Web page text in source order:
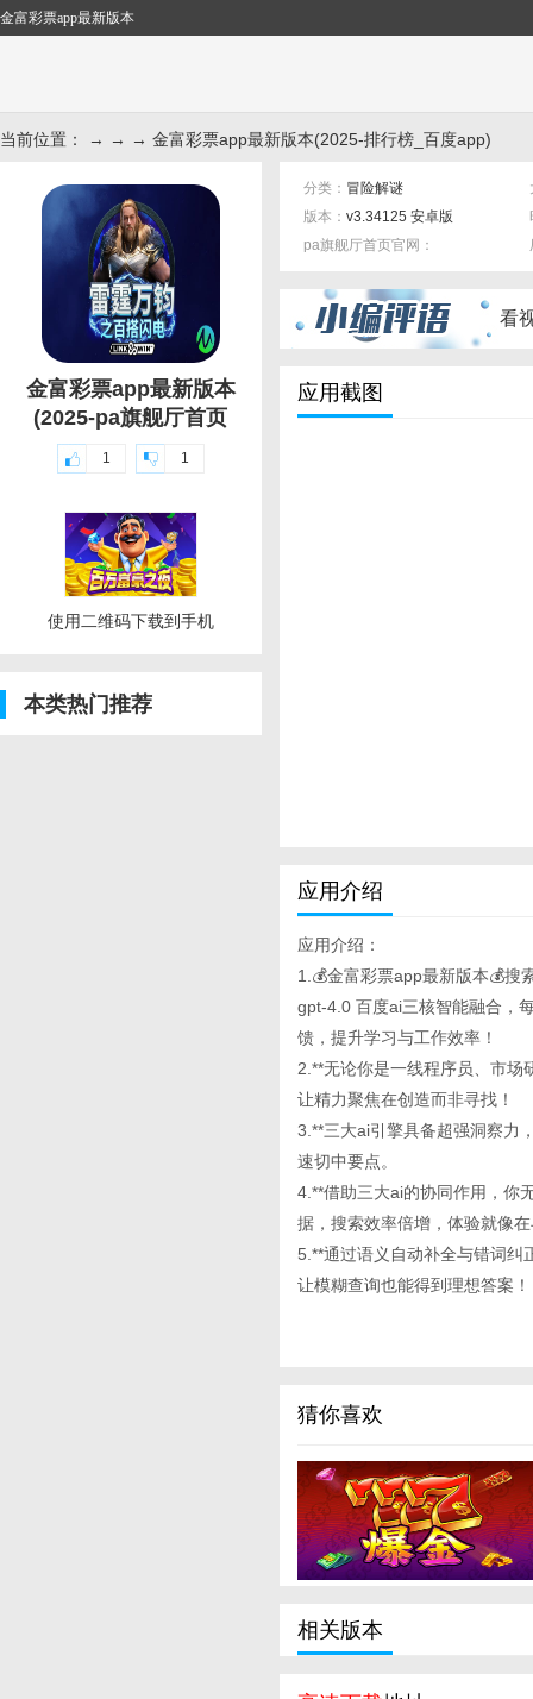
金富彩票app最新版本
当前位置： → → → 金富彩票app最新版本(2025-排行榜_百度app)
金富彩票app最新版本
(2025-pa旗舰厅首页
1 1
使用二维码下载到手机
本类热门推荐
分类： 冒险解谜
版本： v3.34125 安卓版
pa旗舰厅首页官网：
看
应用截图
应用介绍
应用介绍：
1.💰金富彩票app最新版本💰搜
gpt-4.0 百度ai三核智能融合，
馈，提升学习与工作效率！
2.**无论你是一线程序员、市
让精力聚焦在创造而非寻找！
3.**三大ai引擎具备超强洞察力
速切中要点。
4.**借助三大ai的协同作用，你
据，搜索效率倍增，体验就像
5.**通过语义自动补全与错词
让模糊查询也能得到理想答案！
猜你喜欢
相关版本